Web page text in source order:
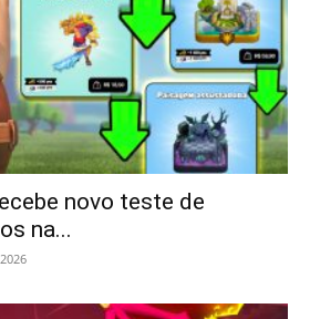
novo teste de
na...